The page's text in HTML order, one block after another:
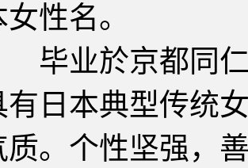
性名。
业於京都同仁
有日本典型传统
质。个性坚强，